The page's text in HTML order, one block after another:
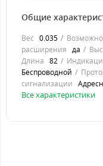
Общие
Вес 0.035
расширения да
Длина 82
Беспроводной
сигнализации
Все характеристики